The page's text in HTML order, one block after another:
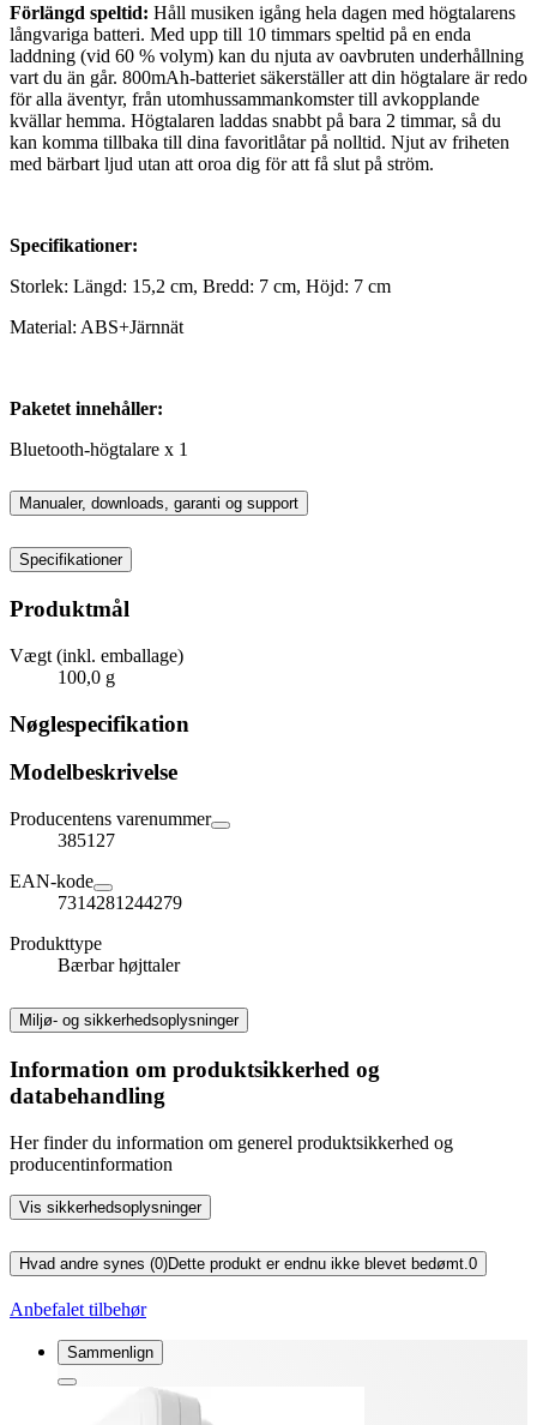
Förlängd speltid: Håll musiken igång hela dagen med högtalarens
långvariga batteri. Med upp till 10 timmars speltid på en enda
laddning (vid 60 % volym) kan du njuta av oavbruten underhållning
vart du än går. 800mAh-batteriet säkerställer att din högtalare är redo
för alla äventyr, från utomhussammankomster till avkopplande
kvällar hemma. Högtalaren laddas snabbt på bara 2 timmar, så du
kan komma tillbaka till dina favoritlåtar på nolltid. Njut av friheten
med bärbart ljud utan att oroa dig för att få slut på ström.
Specifikationer:
Storlek: Längd: 15,2 cm, Bredd: 7 cm, Höjd: 7 cm
Material: ABS+Järnnät
Paketet innehåller:
Bluetooth-högtalare x 1
Manualer, downloads, garanti og support
Specifikationer
Produktmål
Vægt (inkl. emballage)
100,0 g
Nøglespecifikation
Modelbeskrivelse
Producentens varenummer
385127
EAN-kode
7314281244279
Produkttype
Bærbar højttaler
Miljø- og sikkerhedsoplysninger
Information om produktsikkerhed og
databehandling
Her finder du information om generel produktsikkerhed og
producentinformation
Vis sikkerhedsoplysninger
Hvad andre synes (0)Dette produkt er endnu ikke blevet bedømt. 0
Anbefalet tilbehør
Sammenlign